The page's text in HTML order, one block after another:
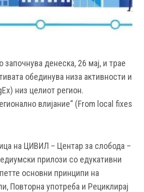
започнува денеска, 26 мај, и трае
обединува низа активности и
низ целиот регион.
влијание“ (From local fixes
на ЦИВИЛ – Центар за слобода –
прилози со едукативни
основни принципи на
Повторна употреба и Рециклирај